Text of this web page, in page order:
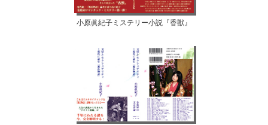
小原眞紀子ミステリー小説『香獣』